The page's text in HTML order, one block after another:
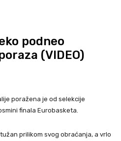
podneo
(VIDEO)
poražena je od selekcije
finala Eurobasketa.
prilikom svog obraćanja, a vrlo